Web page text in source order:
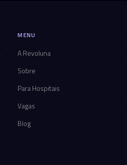
MENU
A Revoluna
Sobre
Para Hospitais
Vagas
Blog